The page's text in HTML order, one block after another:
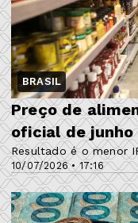
BRASIL
10/07/2026 • 17:16
Preço de
oficial de junho
Resultado é o menor